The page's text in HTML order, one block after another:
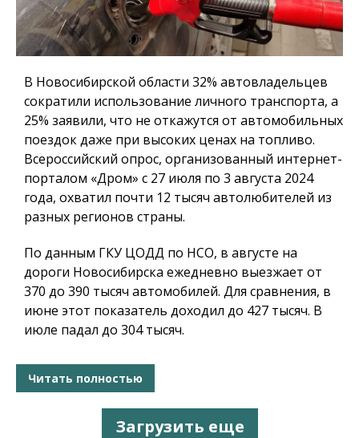
В Новосибирской области 32% автовладельцев
сократили использование личного транспорта, а
25% заявили, что не откажутся от автомобильных
поездок даже при высоких ценах на топливо.
Всероссийский опрос, организованный интернет-
порталом «Дром» с 27 июля по 3 августа 2024
года, охватил почти 12 тысяч автолюбителей из
разных регионов страны.
По данным ГКУ ЦОДД по НСО, в августе на
дороги Новосибирска ежедневно выезжает от
370 до 390 тысяч автомобилей. Для сравнения, в
июне этот показатель доходил до 427 тысяч. В
июле падал до 304 тысяч.
Читать полностью
Загрузить еще